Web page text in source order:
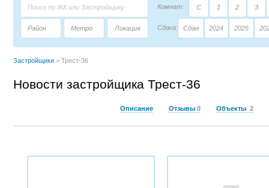
Комнат: С 1 2 3
Район Метро Локация Сдача: Сдан 2024 2025
Застройщики > Трест-36
Новости застройщика Трест-36
Описание Отзывы 0 Объекты 2